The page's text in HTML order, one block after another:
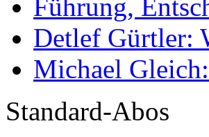
Führung,
Detlef Gürtler:
Michael
Standard-Abos